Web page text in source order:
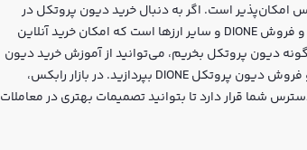
امکان‌پذیر است. اگر به دنبال خرید دیون پروتکل در
ایران یا دیگر ارزهای دیجیتال هستید، رابکس سایت معتبر خرید و فروش DIONE و سایر ارزها است که امکان خرید آنلاین
دیون پروتکل بخریم، می‌توانید از آموزش خرید دیون
پروتکل استفاده کنید و پس از ثبت‌نام و احراز هویت، به خرید و فروش دیون پروتکل DIONE بپردازید. در بازار رابکس،
شما قرار دارد تا بتوانید تصمیمات بهتری در معاملات